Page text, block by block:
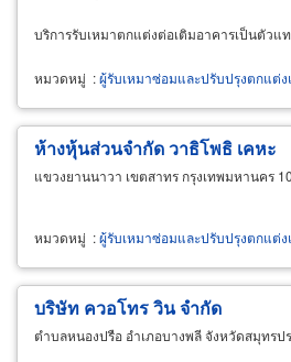
บริการรับเหมาตกแต่งต่อเติมอาคารเป็นตัวแ
หมวดหมู่ :ผู้รับเหมาซ่อมและปรับปรุงตกแต่
ห้างหุ้นส่วนจำกัด วาธิโพธิ เคหะ
แขวงยานนาวา เขตสาทร กรุงเทพมหานคร
หมวดหมู่ :ผู้รับเหมาซ่อมและปรับปรุงตกแต่
บริษัท ควอโทร วิน จำกัด
ตำบลหนองปรือ อำเภอบางพลี จังหวัดสมุทรป